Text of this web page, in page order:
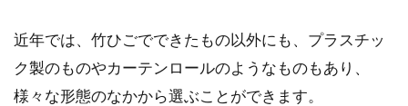
近年では、竹ひごでできたもの以外にも、プラスチッ
ク製のものやカーテンロールのようなものもあり、
様々な形態のなかから選ぶことができます。